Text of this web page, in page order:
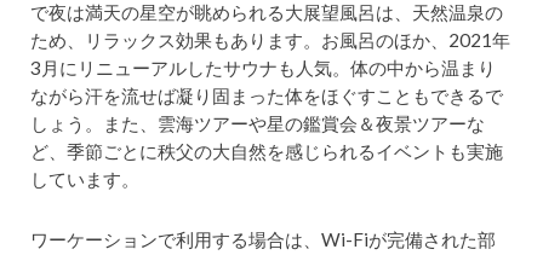
で夜は満天の星空が眺められる大展望風呂は、天然温泉の
ため、リラックス効果もあります。お風呂のほか、2021年
3月にリニューアルしたサウナも人気。体の中から温まり
ながら汗を流せば凝り固まった体をほぐすこともできるで
しょう。また、雲海ツアーや星の鑑賞会＆夜景ツアーな
ど、季節ごとに秩父の大自然を感じられるイベントも実施
しています。
ワーケーションで利用する場合は、Wi-Fiが完備された部